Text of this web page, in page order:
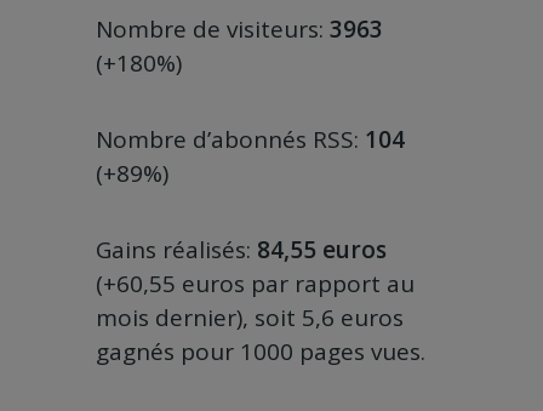
Nombre de visiteurs: 3963
(+180%)
Nombre d’abonnés RSS: 104
(+89%)
Gains réalisés: 84,55 euros
(+60,55 euros par rapport au
mois dernier), soit 5,6 euros
gagnés pour 1000 pages vues.